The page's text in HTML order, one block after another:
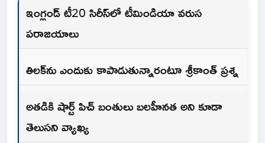
ఇంగ్లండ్‌ టీ20 సిరీస్‌లో టీమిండియా వరుస
పరాజయాలు
తిలక్‌ను ఎందుకు కాపాడుతున్నారంటూ శ్రీకాంత్ ప్రశ్న
అతడికి షార్ట్‌ పిచ్‌ బంతులు బలహీనత అని కూడా
తెలుసని వ్యాఖ్య